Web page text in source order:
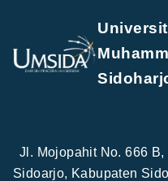
Jl. Mojopahit No. 666
Sidoarjo, Kabupaten